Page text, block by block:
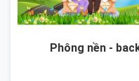
Phông nền -